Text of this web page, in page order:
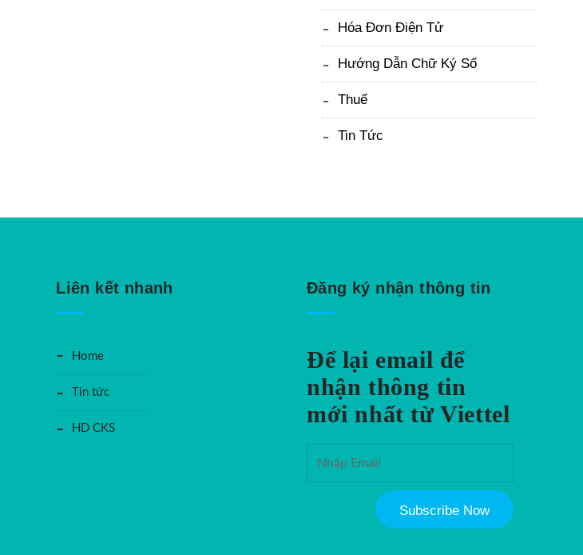
Hóa Đơn Điện Tử
Hướng Dẫn Chữ Ký Số
Thuế
Tin Tức
Liên kết nhanh
Home
Tin tức
HD CKS
Đăng ký nhận thông tin
Để lại email để
nhận thông tin
mới nhất từ Viettel